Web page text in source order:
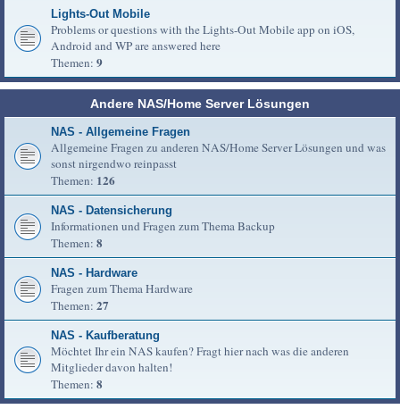
Lights-Out Mobile
Problems or questions with the Lights-Out Mobile app on iOS,
Android and WP are answered here
Themen: 9
Andere NAS/Home Server Lösungen
NAS - Allgemeine Fragen
Allgemeine Fragen zu anderen NAS/Home Server Lösungen und was
sonst nirgendwo reinpasst
Themen: 126
NAS - Datensicherung
Informationen und Fragen zum Thema Backup
Themen: 8
NAS - Hardware
Fragen zum Thema Hardware
Themen: 27
NAS - Kaufberatung
Möchtet Ihr ein NAS kaufen? Fragt hier nach was die anderen
Mitglieder davon halten!
Themen: 8